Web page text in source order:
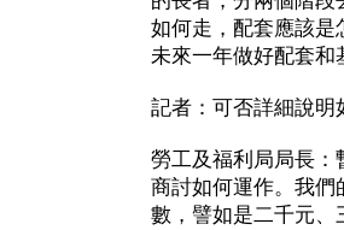
如何走，配套應該是
未來一年做好配套和
記者：可否詳細說明
勞工及福利局局長：
商討如何運作。我們
數，譬如是二千元、